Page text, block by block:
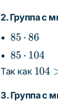
104
2. Группа с
85
\cdot
86
85 ⋅ 86
85
\cdot
85 ⋅ 104
Так как 104
86
104
3. Группа с